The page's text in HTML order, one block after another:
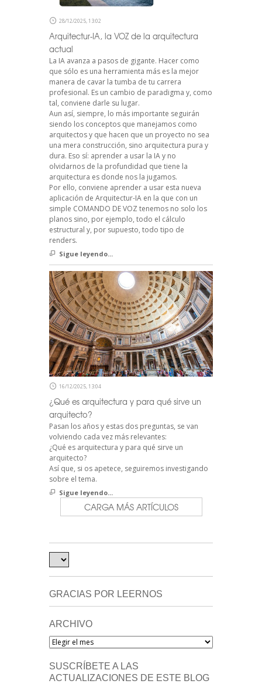
28/12/2025, 13:02
Arquitectur-IA, la VOZ de la arquitectura
actual
La IA avanza a pasos de gigante. Hacer como
que sólo es una herramienta más es la mejor
manera de cavar la tumba de tu carrera
profesional. Es un cambio de paradigma y, como
tal, conviene darle su lugar.
Aun así, siempre, lo más importante seguirán
siendo los conceptos que manejamos como
arquitectos y que hacen que un proyecto no sea
una mera construcción, sino arquitectura pura y
dura. Eso sí: aprender a usar la IA y no
olvidarnos de la profundidad que tiene la
arquitectura es donde nos la jugamos.
Por ello, conviene aprender a usar esta nueva
aplicación de Arquitectur-IA en la que con un
simple COMANDO DE VOZ tenemos no solo los
planos sino, por ejemplo, todo el cálculo
estructural y, por supuesto, todo tipo de
renders.
Sigue leyendo...
16/12/2025, 13:04
¿Qué es arquitectura y para qué sirve un
arquitecto?
Pasan los años y estas dos preguntas, se van
volviendo cada vez más relevantes:
¿Qué es arquitectura y para qué sirve un
arquitecto?
Así que, si os apetece, seguiremos investigando
sobre el tema.
Sigue leyendo...
CARGA MÁS ARTÍCULOS
GRACIAS POR LEERNOS
ARCHIVO
Archivo
SUSCRÍBETE A LAS
ACTUALIZACIONES DE ESTE BLOG